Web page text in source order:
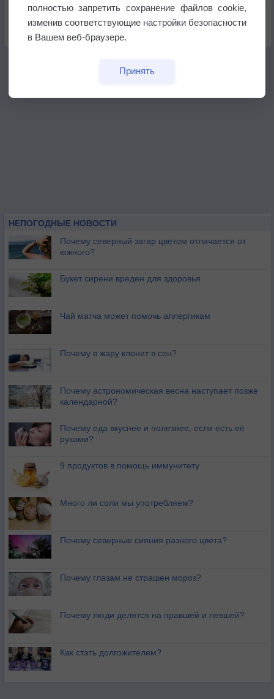
НЕПОГОДНЫЕ НОВОСТИ
Почему северный загар цветом отличается от
южного?
Букет сирени вреден для здоровья
Чай матча может помочь аллергикам
Почему в жару клонит в сон?
Почему астрономическая весна наступает позже
календарной?
Почему еда вкуснее и полезнее, если есть её
руками?
9 продуктов в помощь иммунитету
Много ли соли мы употребляем?
Почему северные сияния разного цвета?
Почему глазам не страшен мороз?
Почему люди делятся на правшей и левшей?
Как стать долгожителем?
полностью запретить сохранение файлов cookie,
изменив соответствующие настройки безопасности
в Вашем веб-браузере.
Принять